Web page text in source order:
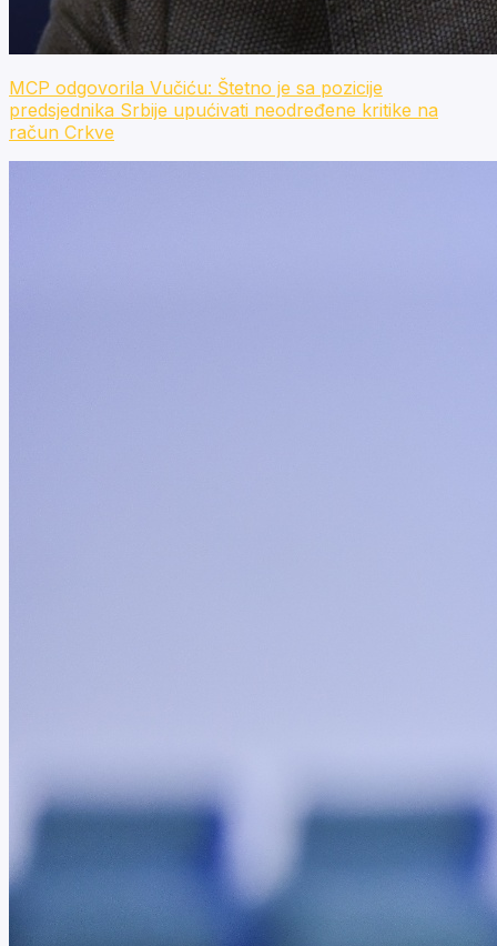
MCP odgovorila Vučiću: Štetno je sa pozicije
predsjednika Srbije upućivati neodređene kritike na
račun Crkve